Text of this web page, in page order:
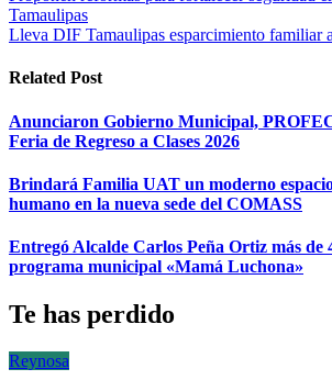
de
Tamaulipas
Lleva DIF Tamaulipas esparcimiento familiar
Related Post
Anunciaron Gobierno Municipal,
Feria de Regreso a Clases 2026
Brindará Familia UAT un moderno
humano en la nueva sede del COMASS
Entregó Alcalde Carlos Peña Ortiz más de
programa municipal «Mamá Luchona»
Te has perdido
Reynosa